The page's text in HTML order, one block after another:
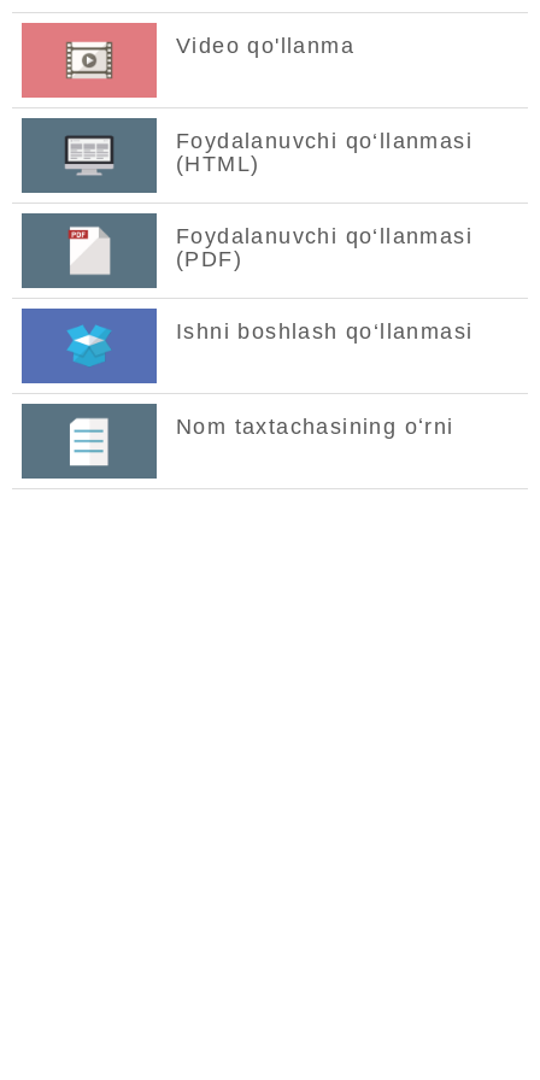
Video qo'llanma
Foydalanuvchi qo‘llanmasi
(HTML)
Foydalanuvchi qo‘llanmasi
(PDF)
Ishni boshlash qo‘llanmasi
Nom taxtachasining oʻrni